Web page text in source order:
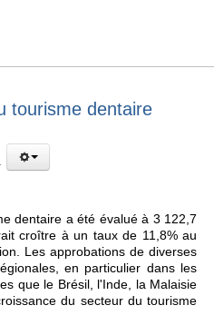
tourisme dentaire
dentaire a été évalué à 3 122,7
croître à un taux de 11,8% au
Les approbations de diverses
en particulier dans les
que le Brésil, l'Inde, la Malaisie
du secteur du tourisme